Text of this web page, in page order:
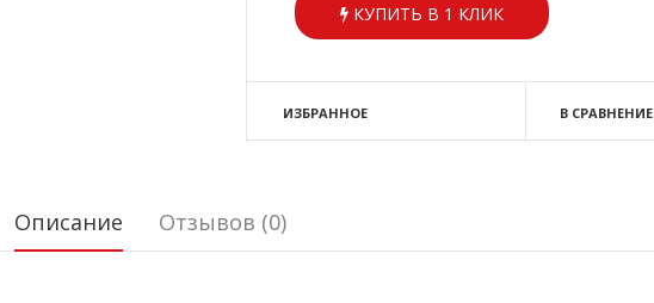
КУПИТЬ В 1 КЛИК
ИЗБРАННОЕ В СРАВНЕНИЕ
Описание Отзывов (0)